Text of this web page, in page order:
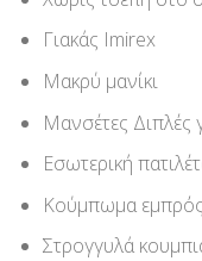
Γιακάς Imirex
Μακρύ μανίκι
Μανσέτες Διπλές
Εσωτερική
Κούμπωμα
Στρογγυλά